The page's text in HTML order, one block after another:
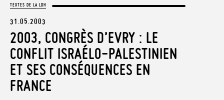
TEXTES DE LA LDH
31.05.2003
2003, CONGRÈS D’EVRY : LE
CONFLIT ISRAÉLO-PALESTINIEN
ET SES CONSÉQUENCES EN
FRANCE